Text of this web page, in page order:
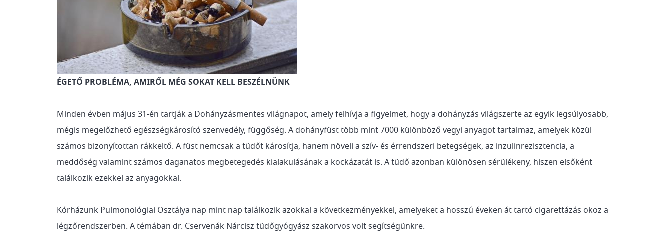
ÉGETŐ PROBLÉMA, AMIRŐL MÉG SOKAT KELL BESZÉLNÜNK
Minden évben május 31-én tartják a Dohányzásmentes világnapot, amely felhívja a figyelmet, hogy a dohányzás világszerte az egyik legsúlyosabb,
mégis megelőzhető egészségkárosító szenvedély, függőség. A dohányfüst több mint 7000 különböző vegyi anyagot tartalmaz, amelyek közül
számos bizonyítottan rákkeltő. A füst nemcsak a tüdőt károsítja, hanem növeli a szív- és érrendszeri betegségek, az inzulinrezisztencia, a
meddőség valamint számos daganatos megbetegedés kialakulásának a kockázatát is. A tüdő azonban különösen sérülékeny, hiszen elsőként
találkozik ezekkel az anyagokkal.
Kórházunk Pulmonológiai Osztálya nap mint nap találkozik azokkal a következményekkel, amelyeket a hosszú éveken át tartó cigarettázás okoz a
légzőrendszerben. A témában dr. Cservenák Nárcisz tüdőgyógyász szakorvos volt segítségünkre.